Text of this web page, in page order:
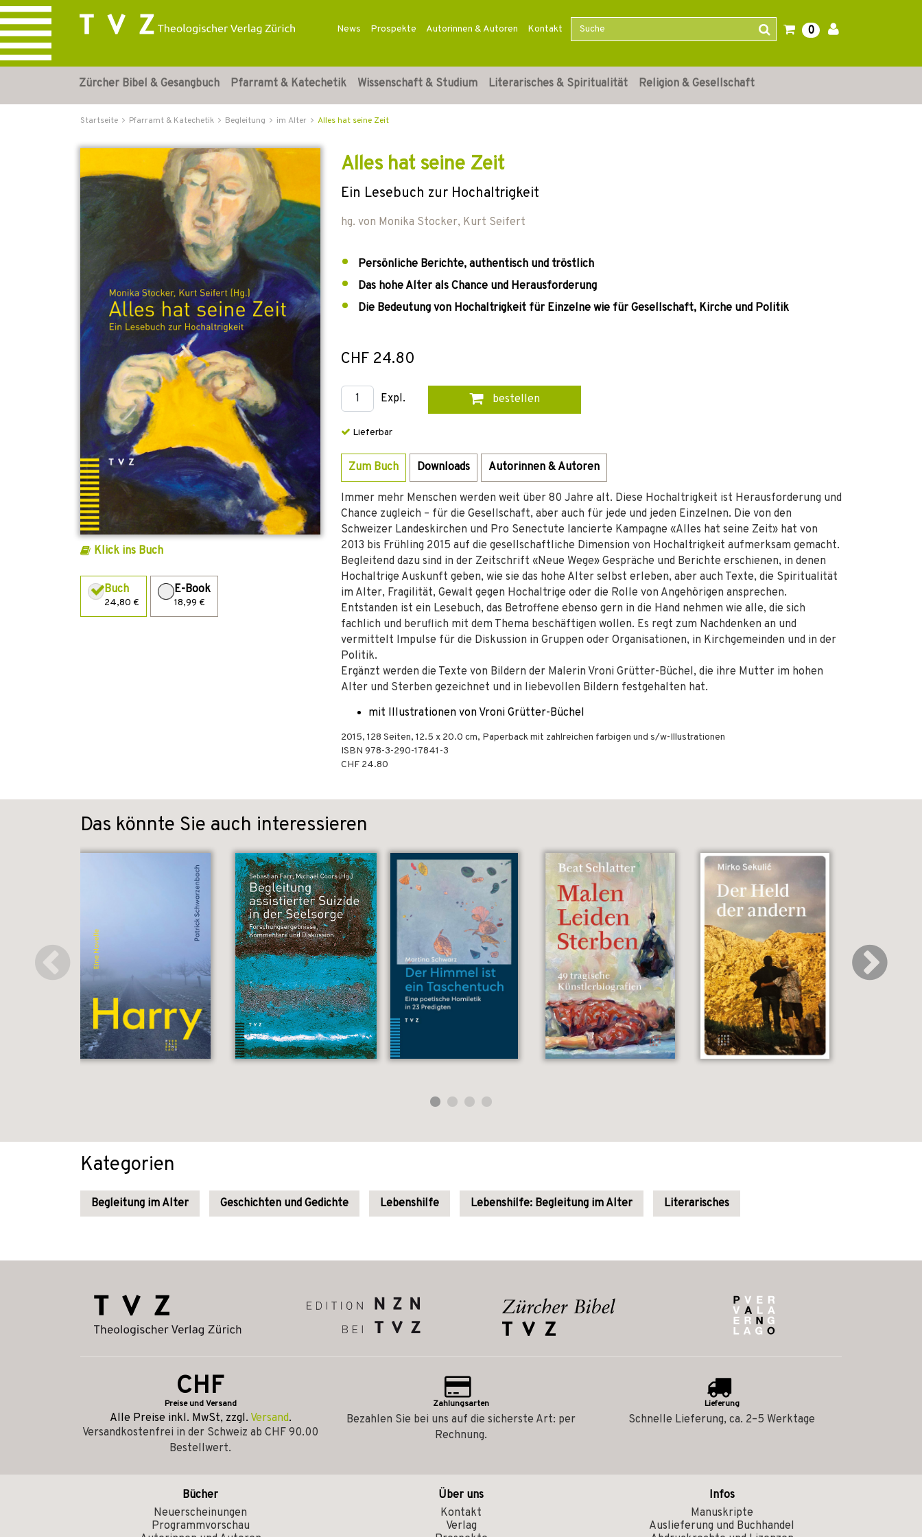
News Prospekte Autorinnen & Autoren Kontakt 0
Zürcher Bibel & Gesangbuch Pfarramt & Katechetik Wissenschaft & Studium Literarisches & Spiritualität Religion & Gesellschaft
Startseite Pfarramt & Katechetik Begleitung im Alter Alles hat seine Zeit
Klick ins Buch
Buch
24,80 €
E-Book
18,99 €
Alles hat seine Zeit
Ein Lesebuch zur Hochaltrigkeit
hg. von Monika Stocker, Kurt Seifert
Persönliche Berichte, authentisch und tröstlich
Das hohe Alter als Chance und Herausforderung
Die Bedeutung von Hochaltrigkeit für Einzelne wie für Gesellschaft, Kirche und Politik
CHF 24.80
Expl. bestellen
Lieferbar
Zum Buch Downloads Autorinnen & Autoren
Immer mehr Menschen werden weit über 80 Jahre alt. Diese Hochaltrigkeit ist Herausforderung und
Chance zugleich – für die Gesellschaft, aber auch für jede und jeden Einzelnen. Die von den
Schweizer Landeskirchen und Pro Senectute lancierte Kampagne «Alles hat seine Zeit» hat von
2013 bis Frühling 2015 auf die gesellschaftliche Dimension von Hochaltrigkeit aufmerksam gemacht.
Begleitend dazu sind in der Zeitschrift «Neue Wege» Gespräche und Berichte erschienen, in denen
Hochaltrige Auskunft geben, wie sie das hohe Alter selbst erleben, aber auch Texte, die Spiritualität
im Alter, Fragilität, Gewalt gegen Hochaltrige oder die Rolle von Angehörigen ansprechen.
Entstanden ist ein Lesebuch, das Betroffene ebenso gern in die Hand nehmen wie alle, die sich
fachlich und beruflich mit dem Thema beschäftigen wollen. Es regt zum Nachdenken an und
vermittelt Impulse für die Diskussion in Gruppen oder Organisationen, in Kirchgemeinden und in der
Politik.
Ergänzt werden die Texte von Bildern der Malerin Vroni Grütter-Büchel, die ihre Mutter im hohen
Alter und Sterben gezeichnet und in liebevollen Bildern festgehalten hat.
mit Illustrationen von Vroni Grütter-Büchel
2015, 128 Seiten, 12.5 x 20.0 cm, Paperbackmit zahlreichen farbigen und s/w-Illustrationen
ISBN 978-3-290-17841-3
CHF 24.80
Das könnte Sie auch interessieren
Kategorien
Begleitung im Alter Geschichten und Gedichte Lebenshilfe Lebenshilfe: Begleitung im Alter Literarisches
CHF
Preise und Versand
Alle Preise inkl. MwSt, zzgl. Versand.
Versandkostenfrei in der Schweiz ab CHF 90.00
Bestellwert.
Zahlungsarten
Bezahlen Sie bei uns auf die sicherste Art: per
Rechnung.
Lieferung
Schnelle Lieferung, ca. 2–5 Werktage
Bücher
Neuerscheinungen
Programmvorschau
Über uns
Kontakt
Verlag
Infos
Manuskripte
Auslieferung und Buchhandel